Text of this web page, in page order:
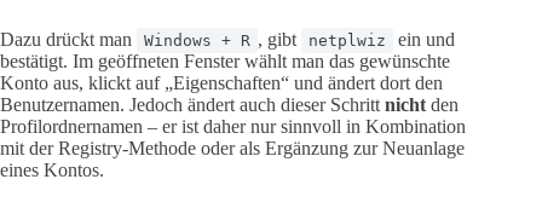
Dazu drückt man Windows + R , gibt netplwiz
ein und
bestätigt. Im geöffneten Fenster wählt man das gewünschte
Konto aus, klickt auf „Eigenschaften“ und ändert dort den
Benutzernamen. Jedoch ändert auch dieser Schritt nicht den
Profilordnernamen – er ist daher nur sinnvoll in Kombination
mit der Registry-Methode oder als Ergänzung zur Neuanlage
eines Kontos.